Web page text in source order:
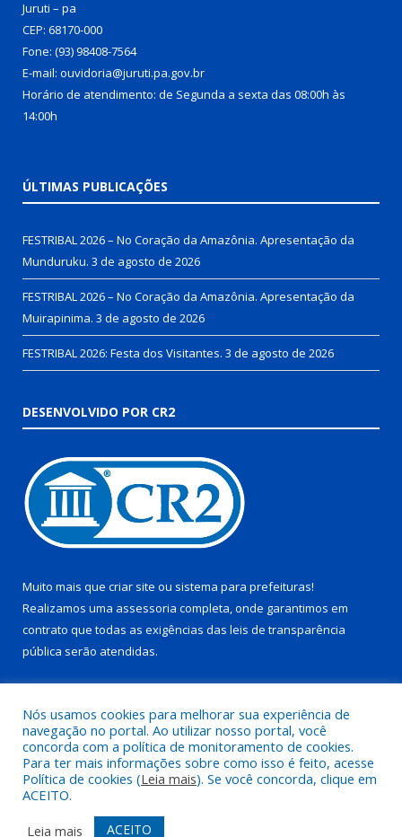
Juruti – pa
CEP: 68170-000
Fone: (93) 98408-7564
E-mail: ouvidoria@juruti.pa.gov.br
Horário de atendimento: de Segunda a sexta das 08:00h às
14:00h
ÚLTIMAS PUBLICAÇÕES
FESTRIBAL 2026 – No Coração da Amazônia. Apresentação da
Munduruku. 3 de agosto de 2026
FESTRIBAL 2026 – No Coração da Amazônia. Apresentação da
Muirapinima. 3 de agosto de 2026
FESTRIBAL 2026: Festa dos Visitantes. 3 de agosto de 2026
DESENVOLVIDO POR CR2
Muito mais que criar site ou sistema para prefeituras!
Realizamos uma assessoria completa, onde garantimos em
contrato que todas as exigências das leis de transparência
pública serão atendidas.
Todos os direitos reservados a Prefeitura Municipal de Juruti.
Mapa do Site
Acessar Área Administrativa
Nós usamos cookies para melhorar sua experiência de
navegação no portal. Ao utilizar nosso portal, você
concorda com a política de monitoramento de cookies.
Para ter mais informações sobre como isso é feito, acesse
Política de cookies (Leia mais). Se você concorda, clique em
ACEITO.
Leia mais
ACEITO